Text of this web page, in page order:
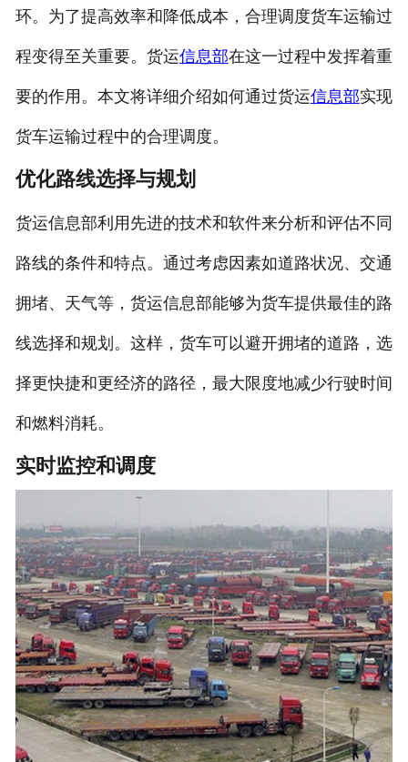
环。为了提高效率和降低成本，合理调度货车运输过
程变得至关重要。货运信息部在这一过程中发挥着重
要的作用。本文将详细介绍如何通过货运信息部实现
货车运输过程中的合理调度。
优化路线选择与规划
货运信息部利用先进的技术和软件来分析和评估不同
路线的条件和特点。通过考虑因素如道路状况、交通
拥堵、天气等，货运信息部能够为货车提供最佳的路
线选择和规划。这样，货车可以避开拥堵的道路，选
择更快捷和更经济的路径，最大限度地减少行驶时间
和燃料消耗。
实时监控和调度